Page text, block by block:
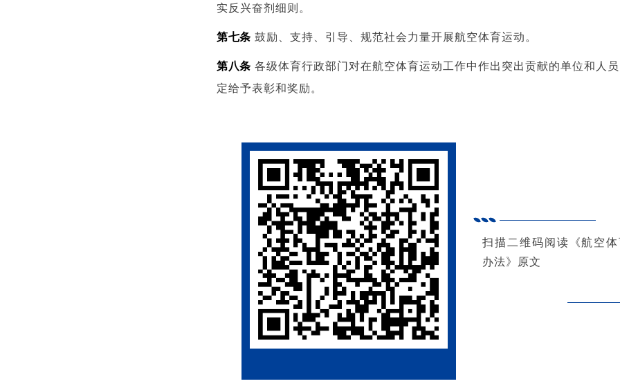
实反兴奋剂细则。
第七条 鼓励、支持、引导、规范社会力量开展航空体育运动。
第八条 各级体育行政部门对在航空体育运动工作中作出突出贡献的单位和人
定给予表彰和奖励。
扫描二维码阅读《航空
办法》原文